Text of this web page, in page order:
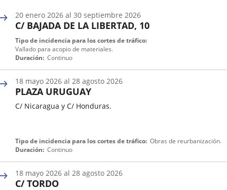
C/ BAJADA DE LA LIBERTAD, 10
Fecha
de
inicio
incidencia
de
20 enero 2026 al 30 septiembre 2026
Tipo de incidencia para los cortes de tráfico
Vallado para acopio de materiales.
Duración Continuo
PLAZA URUGUAY
C/ Nicaragua y C/ Honduras.
Fecha
de
una
incidencia
18 mayo 2026 al 28 agosto 2026
Tipo de incidencia para los cortes de tráfico Obras de reurbanización.
Duración Continuo
C/ TORDO
18 mayo 2026 al 28 agosto 2026